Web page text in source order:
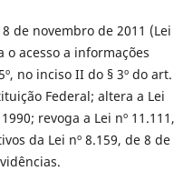
de novembro de 2011 (Lei
o acesso a informações
no inciso II do § 3º do art.
Federal; altera a Lei
revoga a Lei nº 11.111,
da Lei nº 8.159, de 8 de